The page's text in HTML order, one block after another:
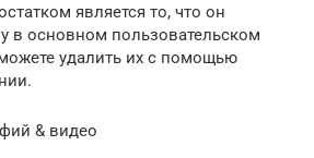
является то, что он
в основном пользовательском
удалить их с помощью
& видео